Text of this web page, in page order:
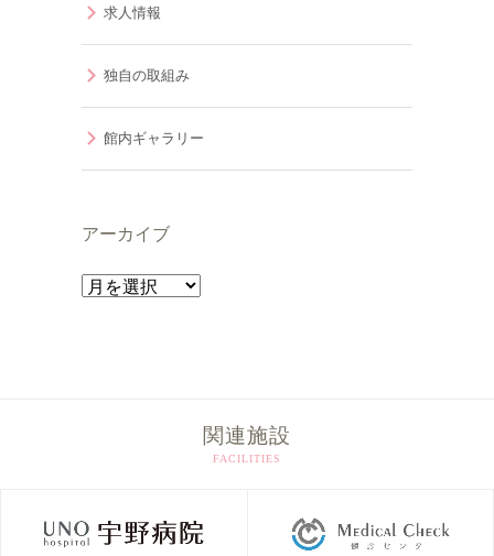
求人情報
独自の取組み
館内ギャラリー
アーカイブ
ア
関連施設
FACILITIES